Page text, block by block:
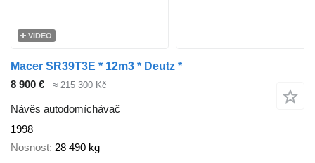
VIDEO
Macer SR39T3E * 12m3 * Deutz *
8 900 €
≈ 215 300 Kč
Návěs autodomíchávač
1998
Nosnost 28 490 kg